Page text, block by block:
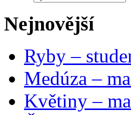
Nejnovější
Ryby –
Medúza –
Květiny –